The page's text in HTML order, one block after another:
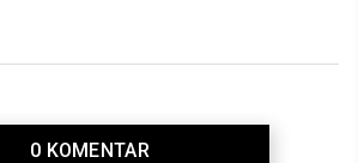
0 KOMENTAR